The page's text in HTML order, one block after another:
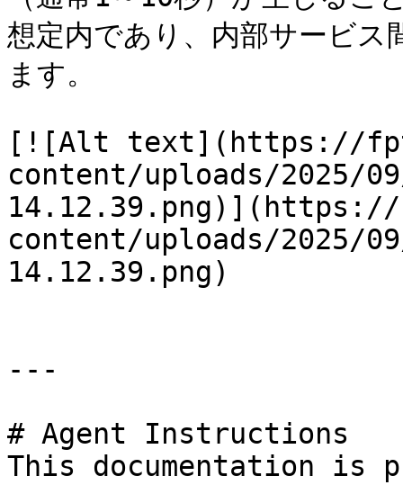
想定内であり、内部サービス
ます。
[![Alt text](https://
content/uploads/2025/
14.12.39.png)](https://
content/uploads/2025/
14.12.39.png)
---
# Agent Instructions
This documentation is